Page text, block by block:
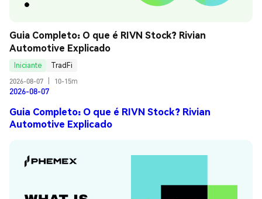
Guia Completo: O que é RIVN Stock? Rivian
Automotive Explicado
Iniciante
TradFi
2026-08-07
10-15m
2026-08-07
Guia Completo: O que é RIVN Stock? Rivian
Automotive Explicado